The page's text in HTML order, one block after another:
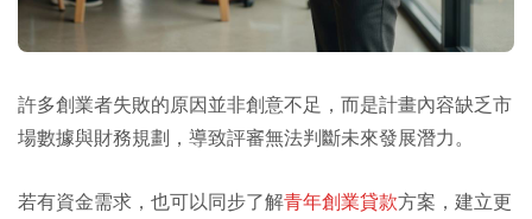
許多創業者失敗的原因並非創意不足，而是計畫內容缺乏市
場數據與財務規劃，導致評審無法判斷未來發展潛力。
若有資金需求，也可以同步了解青年創業貸款方案，建立更